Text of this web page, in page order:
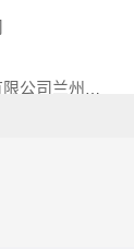
· 中国平安金融股份集团有限公司兰州分公司